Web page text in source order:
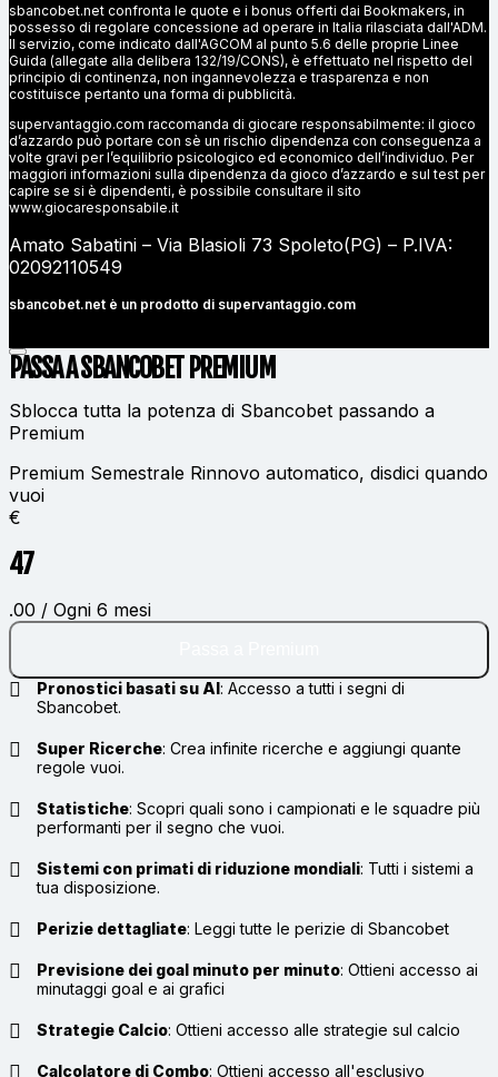
sbancobet.net confronta le quote e i bonus offerti dai Bookmakers, in
possesso di regolare concessione ad operare in Italia rilasciata dall'ADM.
Il servizio, come indicato dall'AGCOM al punto 5.6 delle proprie Linee
Guida (allegate alla delibera 132/19/CONS), è effettuato nel rispetto del
principio di continenza, non ingannevolezza e trasparenza e non
costituisce pertanto una forma di pubblicità.
supervantaggio.com raccomanda di giocare responsabilmente: il gioco
d’azzardo può portare con sè un rischio dipendenza con conseguenza a
volte gravi per l’equilibrio psicologico ed economico dell’individuo. Per
maggiori informazioni sulla dipendenza da gioco d’azzardo e sul test per
capire se si è dipendenti, è possibile consultare il sito
www.giocaresponsabile.it
Amato Sabatini – Via Blasioli 73 Spoleto(PG) – P.IVA:
02092110549
sbancobet.net è un prodotto di supervantaggio.com
PASSA A SBANCOBET PREMIUM
Sblocca tutta la potenza di Sbancobet passando a
Premium
Premium Semestrale Rinnovo automatico, disdici quando
vuoi
€
47
.00 / Ogni 6 mesi
Pronostici basati su AI : Accesso a tutti i segni di
Sbancobet.
Super Ricerche: Crea infinite ricerche e aggiungi quante
regole vuoi.
Statistiche: Scopri quali sono i campionati e le squadre più
performanti per il segno che vuoi.
Sistemi con primati di riduzione mondiali: Tutti i sistemi a
tua disposizione.
Perizie dettagliate: Leggi tutte le perizie di Sbancobet
Previsione dei goal minuto per minuto: Ottieni accesso ai
minutaggi goal e ai grafici
Strategie Calcio: Ottieni accesso alle strategie sul calcio
Calcolatore di Combo: Ottieni accesso all'esclusivo